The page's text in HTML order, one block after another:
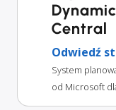
Central
Odwiedź
System
od Microsoft